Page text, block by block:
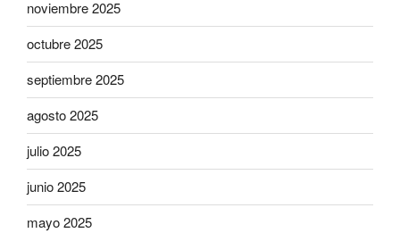
noviembre 2025
octubre 2025
septiembre 2025
agosto 2025
julio 2025
junio 2025
mayo 2025